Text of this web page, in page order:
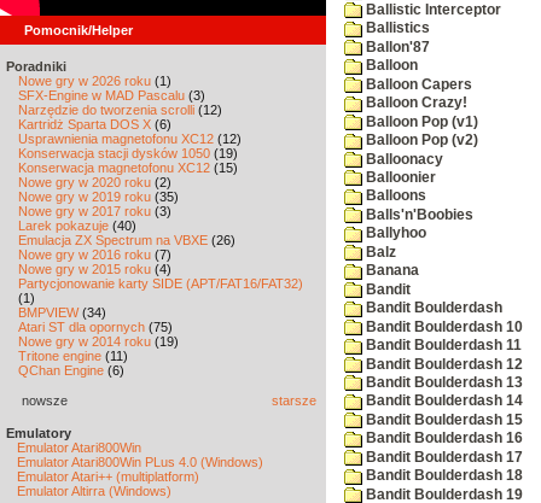
Pomocnik/Helper
Poradniki
Nowe gry w 2026 roku (1)
SFX-Engine w MAD Pascalu (3)
Narzędzie do tworzenia scrolli (12)
Kartridż Sparta DOS X (6)
Usprawnienia magnetofonu XC12 (12)
Konserwacja stacji dysków 1050 (19)
Konserwacja magnetofonu XC12 (15)
Nowe gry w 2020 roku (2)
Nowe gry w 2019 roku (35)
Nowe gry w 2017 roku (3)
Larek pokazuje (40)
Emulacja ZX Spectrum na VBXE (26)
Nowe gry w 2016 roku (7)
Nowe gry w 2015 roku (4)
Partycjonowanie karty SIDE (APT/FAT16/FAT32)
(1)
BMPVIEW(34)
Atari ST dla opornych (75)
Nowe gry w 2014 roku (19)
Tritone engine (11)
QChan Engine (6)
nowsze starsze
Emulatory
Emulator Atari800Win
Emulator Atari800Win PLus 4.0 (Windows)
Emulator Atari++ (multiplatform)
Emulator Altirra (Windows)
Ballistic Interceptor
Ballistics
Ballon'87
Balloon
Balloon Capers
Balloon Crazy!
Balloon Pop (v1)
Balloon Pop (v2)
Balloonacy
Balloonier
Balloons
Balls'n'Boobies
Ballyhoo
Balz
Banana
Bandit
Bandit Boulderdash
Bandit Boulderdash 10
Bandit Boulderdash 11
Bandit Boulderdash 12
Bandit Boulderdash 13
Bandit Boulderdash 14
Bandit Boulderdash 15
Bandit Boulderdash 16
Bandit Boulderdash 17
Bandit Boulderdash 18
Bandit Boulderdash 19